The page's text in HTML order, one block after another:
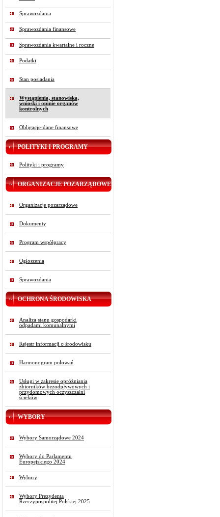
Sprawozdania
Sprawozdania finansowe
Sprawozdania kwartalne i roczne
Podatki
Stan posiadania
Wystąpienia, stanowiska,
wnioski i opinie organów
kontrolnych
Obligacje-dane finansowe
POLITYKI I PROGRAMY
Polityki i programy
ORGANIZACJE POZARZĄDOWE
Organizacje pozarządowe
Dokumenty
Program współpracy
Ogłoszenia
Sprawozdania
OCHRONA ŚRODOWISKA
Analiza stanu gospodarki
odpadami komunalnymi
Rejestr informacji o środowisku
Harmonogram polowań
Usługi w zakresie opróżniania
zbiorników bezodpływowych i
przydomowych oczyszczalni
ścieków
WYBORY
Wybory Samorządowe 2024
Wybory do Parlamentu
Europejskiego 2024
Wybory
Wybory Prezydenta
Rzeczypospolitej Polskiej 2025